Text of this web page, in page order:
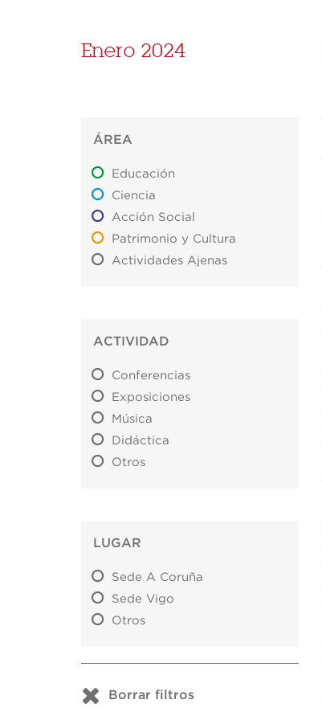
Enero 2024
ÁREA
Educación
Ciencia
Acción Social
Patrimonio y Cultura
Actividades Ajenas
ACTIVIDAD
Conferencias
Exposiciones
Música
Didáctica
Otros
LUGAR
Sede A Coruña
Sede Vigo
Otros
Borrar filtros